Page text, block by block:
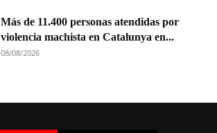
Más de 11.400 personas atendidas por
violencia machista en Catalunya en...
08/08/2026